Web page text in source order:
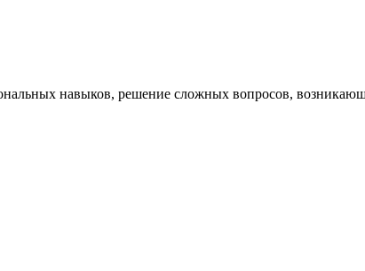
навыков, решение сложных вопросов,